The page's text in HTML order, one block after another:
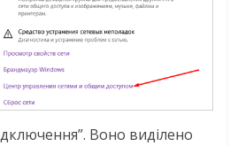
Воно виділено